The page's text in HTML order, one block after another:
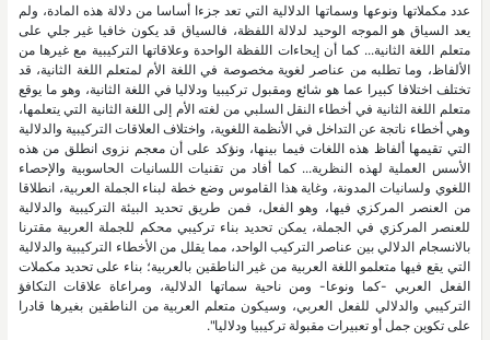
عدد مكملاتها ونوعها وسماتها الدلالية التي تعد جزءا أساسا من دلالة هذه المادة، ولم
يعد السياق هو الموجه الوحيد لدلالة اللفظة، فالسياق قد يكون خافيا غير جلي على
متعلم اللغة الثانية... كما أن إيحاءات اللفظة الواحدة وعلاقاتها التركيبية مع غيرها من
الألفاظ، وما تطلبه من عناصر لغوية مخصوصة في اللغة الأم لمتعلم اللغة الثانية، قد
تختلف اختلافا كبيرا عما هو شائع ومقبول تركيبيا ودلاليا في اللغة الثانية، وهو ما يوقع
متعلم اللغة الثانية في أخطاء النقل السلبي من لغته الأم إلى اللغة الثانية التي يتعلمها،
وهي أخطاء ناتجة عن التداخل في الأنظمة اللغوية، واختلاف العلاقات التركيبية والدلالية
التي تقيمها ألفاظ هذه اللغات فيما بينها، ونؤكد على أن معجم نزوى انطلق من هذه
الأسس العملية لهذه النظرية... كما أفاد من تقنيات اللسانيات الحاسوبية والإحصاء
اللغوي ولسانيات المدونة، وغاية هذا القاموس وضع خطة لبناء الجملة العربية، انطلاقا
من العنصر المركزي فيها، وهو الفعل، فمن طريق تحديد البيئة التركيبية والدلالية
للعنصر المركزي في الجملة، يمكن تحديد بناء تركيبي محكم للجملة العربية مقترنا
بالانسجام الدلالي بين عناصر التركيب الواحد، مما يقلل من الأخطاء التركيبية والدلالية
التي يقع فيها متعلمو اللغة العربية من غير الناطقين بالعربية؛ بناء على تحديد مكملات
الفعل العربي -كما ونوعا- ومن ناحية سماتها الدلالية، ومراعاة علاقات التكافؤ
التركيبي والدلالي للفعل العربي، وسيكون متعلم العربية من الناطقين بغيرها قادرا
على تكوين جمل أو تعبيرات مقبولة تركيبيا ودلاليا".